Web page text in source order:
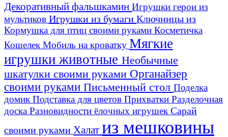
Декоративный фальшкамин Игрушки герои из
мультиков Игрушки из бумаги Ключницы из
Кормушка для птиц своими руками Косметичка
Кошелек Мобиль на кроватку Мягкие
игрушки животные Необычные
шкатулки своими руками Органайзер
своими руками Письменный стол Поделка
домик Подставка для цветов Прихватки Разделочная
доска Разновидности ёлочных игрушек Сарай
своими руками Халат из мешковины